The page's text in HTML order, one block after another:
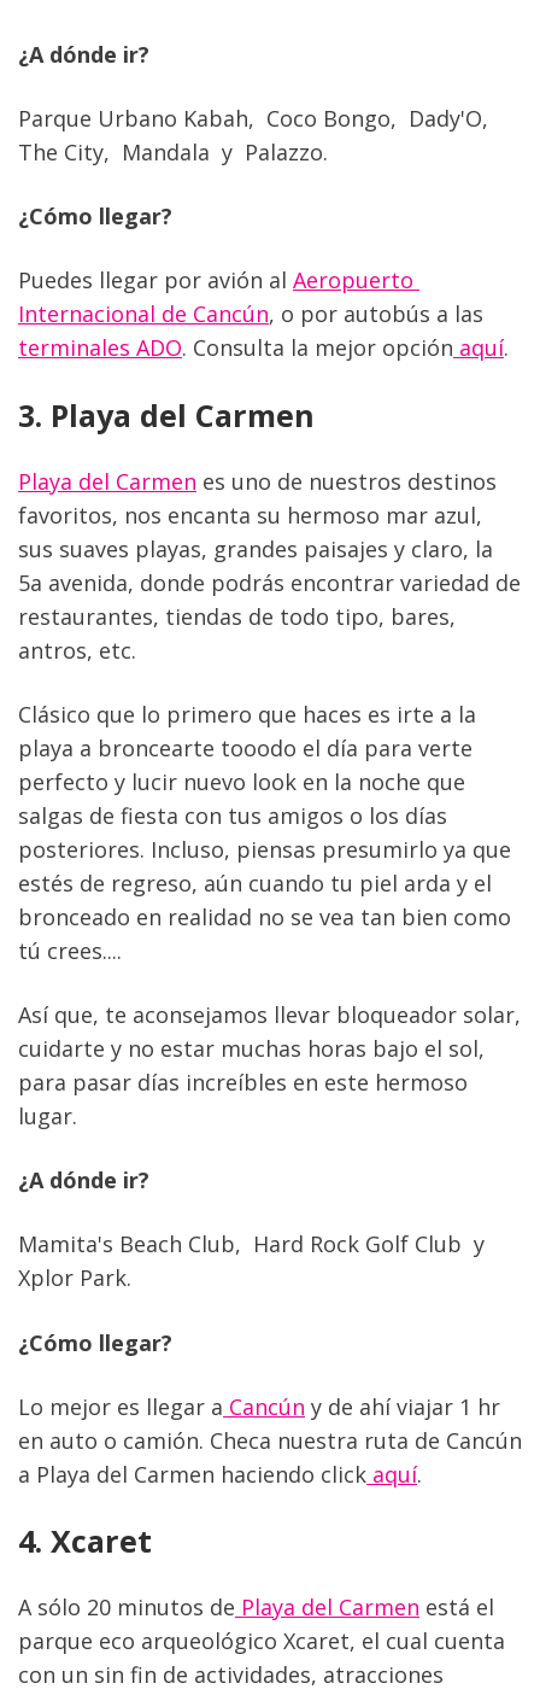
¿A dónde ir?
Parque Urbano Kabah,  Coco Bongo,  Dady'O,
The City,  Mandala  y  Palazzo.
¿Cómo llegar?
Puedes llegar por avión al Aeropuerto
Internacional de Cancún
terminales ADO. Consulta la mejor opción aquí.
3. Playa del Carmen
Playa del Carmen es uno de nuestros destinos
favoritos, nos encanta su hermoso mar azul,
sus suaves playas, grandes paisajes y claro, la
5a avenida, donde podrás encontrar variedad de
restaurantes, tiendas de todo tipo, bares,
antros, etc.
Clásico que lo primero que haces es irte a la
playa a broncearte tooodo el día para verte
perfecto y lucir nuevo look en la noche que
salgas de fiesta con tus amigos o los días
posteriores. Incluso, piensas presumirlo ya que
estés de regreso, aún cuando tu piel arda y el
bronceado en realidad no se vea tan bien como
tú crees....
Así que, te aconsejamos llevar bloqueador solar,
cuidarte y no estar muchas horas bajo el sol,
para pasar días increíbles en este hermoso
lugar.
¿A dónde ir?
Mamita's Beach Club,  Hard Rock Golf Club  y
Xplor Park.
¿Cómo llegar?
Lo mejor es llegar a Cancún y de ahí viajar 1 hr
en auto o camión. Checa nuestra ruta de Cancún
a Playa del Carmen haciendo click aquí.
4. Xcaret
A sólo 20 minutos de Playa del Carmen está el
parque eco arqueológico Xcaret, el cual cuenta
con un sin fin de actividades, atracciones